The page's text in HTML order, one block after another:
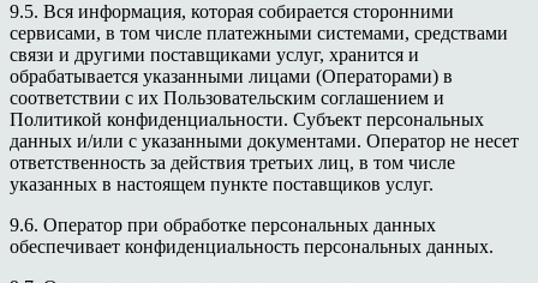
9.5. Вся информация, которая собирается сторонними
сервисами, в том числе платежными системами, средствами
связи и другими поставщиками услуг, хранится и
обрабатывается указанными лицами (Операторами) в
соответствии с их Пользовательским соглашением и
Политикой конфиденциальности. Субъект персональных
данных и/или с указанными документами. Оператор не несет
ответственность за действия третьих лиц, в том числе
указанных в настоящем пункте поставщиков услуг.
9.6. Оператор при обработке персональных данных
обеспечивает конфиденциальность персональных данных.